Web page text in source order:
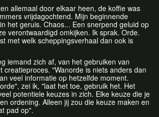
allemaal door elkaar heen, de koffie was
vrijdagochtend. Mijn beginnende
het geruis. Chaos... Een snerpend geluid op
verontwaardigd omkijken. Ik sprak. Orde.
met welk scheppingsverhaal dan ook is
iemand zich af, van het gebruiken van
creatieproces. "Wanorde is niets anders dan
veel informatie op hetzelfde moment.
zei ik, "laat het toe, gebruik het. Het
potentiele keuzes in zich. Elke keuze die je
ordening. Alleen jij zou die keuze maken en
pad op".